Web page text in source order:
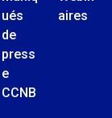
ués
de
press
e
CCNB
aires